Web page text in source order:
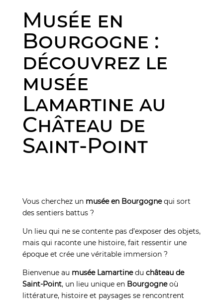
Musée en
Bourgogne :
découvrez le
musée
Lamartine au
Château de
Saint-Point
Vous cherchez un musée en Bourgognequi sort
des sentiers battus ?
Un lieu qui ne se contente pas d’exposer des objets,
mais qui raconte une histoire, fait ressentir une
époque et crée une véritable immersion ?
Bienvenue au musée Lamartinedu château de
Saint-Point, un lieu unique en Bourgogneoù
littérature, histoire et paysages se rencontrent